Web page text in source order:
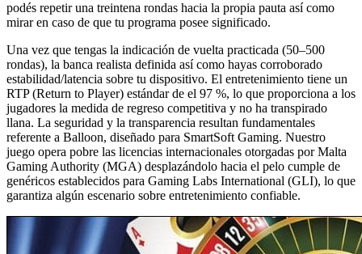
podés repetir una treintena rondas hacia la propia pauta así­ como
mirar en caso de que tu programa posee significado.
Una vez que tengas la indicación de vuelta practicada (50–500
rondas), la banca realista definida así­ como hayas corroborado
estabilidad/latencia sobre tu dispositivo. El entretenimiento tiene un
RTP (Return to Player) estándar de el 97 %, lo que proporciona a los
jugadores la medida de regreso competitiva y no ha transpirado
llana. La seguridad y la transparencia resultan fundamentales
referente a Balloon, diseñado para SmartSoft Gaming. Nuestro
juego opera pobre las licencias internacionales otorgadas por Malta
Gaming Authority (MGA) desplazándolo hacia el pelo cumple de
genéricos establecidos para Gaming Labs International (GLI), lo que
garantiza algún escenario sobre entretenimiento confiable.